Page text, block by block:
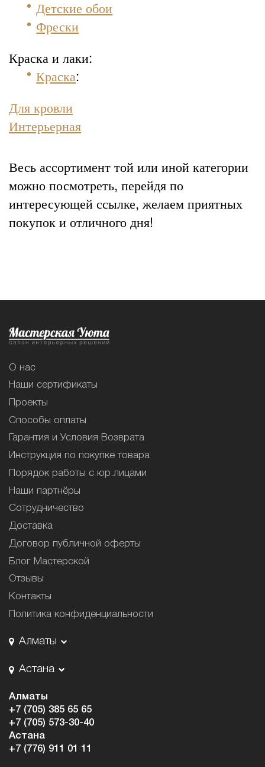
Детские обои
Фрески
Краска и лаки:
Краска:
Для кровли
Интерьерная
Весь ассортимент той или иной категории
можно посмотреть, перейдя по
интересующей ссылке, желаем приятных
покупок и отличного дня!
О нас
Наши сертификаты
Проекты
Способы оплаты
Гарантия и Условия Возврата
Инструкция по покупке товара
Порядок работы с юр.лицами
Наши партнёры
Сотрудничество
Доставка
Договор публичной оферты
Блог Мастерской
Отзывы
Контакты
Политика конфиденциальности
Алматы
Астана
Алматы
+7 (705) 385 65 65
+7 (705) 573-30-40
Астана
+7 (776) 911 01 11